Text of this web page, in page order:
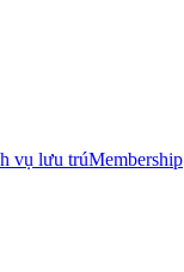
vụ lưu trúMembership